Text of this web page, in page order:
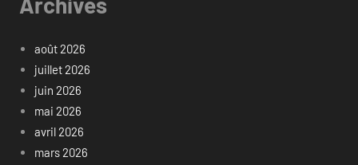
août 2026
juillet 2026
juin 2026
mai 2026
avril 2026
mars 2026